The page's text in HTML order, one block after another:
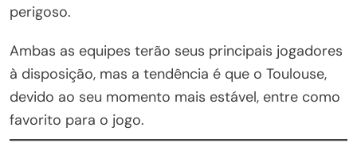
perigoso.
Ambas as equipes terão seus principais jogadores
à disposição, mas a tendência é que o Toulouse,
devido ao seu momento mais estável, entre como
favorito para o jogo.